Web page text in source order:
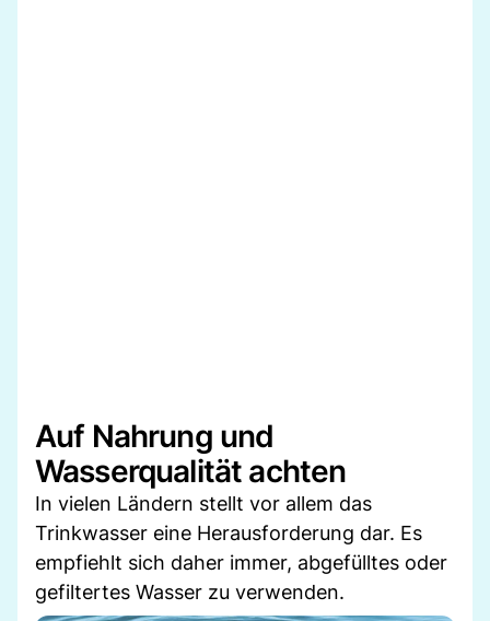
Auf Nahrung und
Wasserqualität achten
In vielen Ländern stellt vor allem das
Trinkwasser eine Herausforderung dar. Es
empfiehlt sich daher immer, abgefülltes oder
gefiltertes Wasser zu verwenden.